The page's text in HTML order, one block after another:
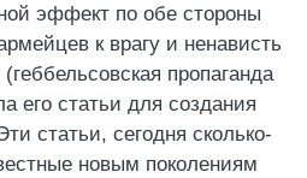
эффект по обе стороны
к врагу и ненависть
пропаганда
его статьи для создания
статьи, сегодня сколько-
новым поколениям